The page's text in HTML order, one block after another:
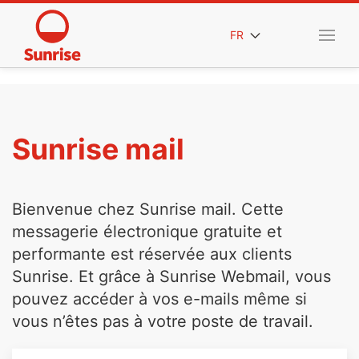
FR
Sunrise mail
Bienvenue chez Sunrise mail. Cette
messagerie électronique gratuite et
performante est réservée aux clients
Sunrise. Et grâce à Sunrise Webmail, vous
pouvez accéder à vos e-mails même si
vous n’êtes pas à votre poste de travail.